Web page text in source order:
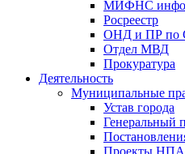
МИФНС
Росреестр
ОНД и ПР по
Отдел МВД
Прокуратура
Деятельность
Муниципальные
Устав города
Генеральный